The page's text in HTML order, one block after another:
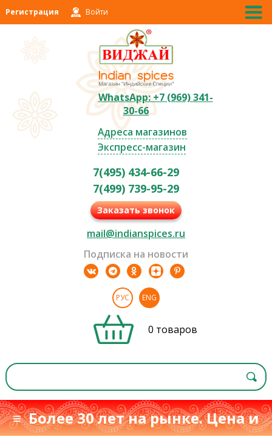
Регистрация Войти
WhatsApp: +7 (969) 341-
30-66
Адреса магазинов
Экспресс-магазин
7(495) 434-66-29
7(499) 739-95-29
Заказать звонок
mail@indianspices.ru
Подписка на новости
РУС ENG
0 товаров
≡ Более 30 лет на рынке. Цена и